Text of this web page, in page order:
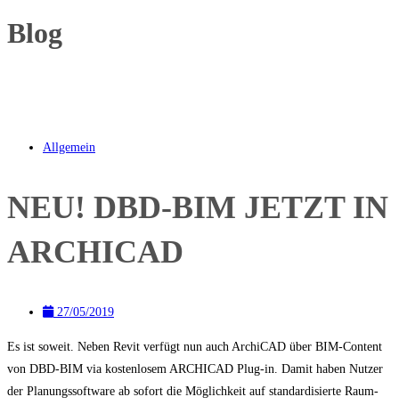
Blog
Allgemein
NEU! DBD-BIM JETZT IN
ARCHICAD
27/05/2019
Es ist soweit. Neben Revit verfügt nun auch ArchiCAD über BIM-Content
von DBD-BIM via kostenlosem ARCHICAD Plug-in. Damit haben Nutzer
der Planungssoftware ab sofort die Möglichkeit auf standardisierte Raum-